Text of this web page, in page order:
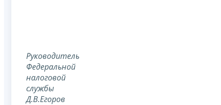
Руководитель
Федеральной
налоговой
службы
Д.В.Егоров